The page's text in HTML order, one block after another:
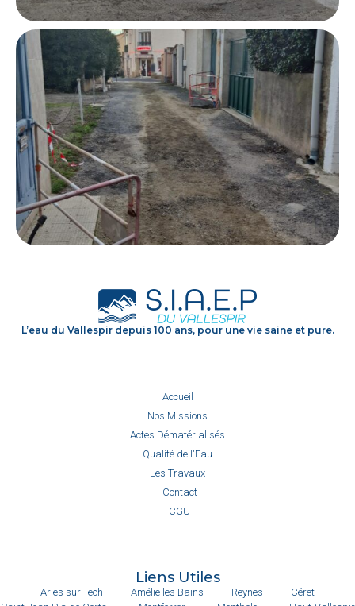
L’eau du Vallespir depuis 100 ans, pour une vie saine et pure.
Accueil
Nos Missions
Actes Dématérialisés
Qualité de l'Eau
Les Travaux
Contact
CGU
Liens Utiles
Arles sur Tech Amélie les Bains Reynes
Céret